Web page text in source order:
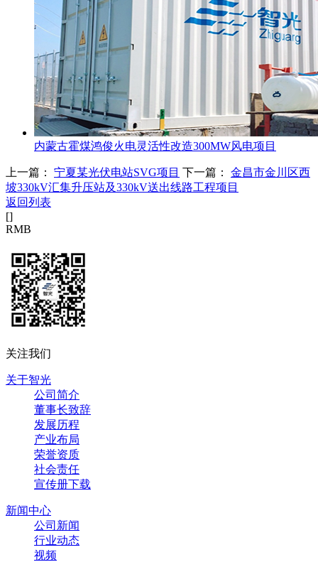
内蒙古霍煤鸿俊火电灵活性改造300MW风电项目
上一篇： 宁夏某光伏电站SVG项目 下一篇： 金昌市金川区西
坡330kV汇集升压站及330kV送出线路工程项目
返回列表
[]
RMB
关注我们
关于智光
公司简介
董事长致辞
发展历程
产业布局
荣誉资质
社会责任
宣传册下载
新闻中心
公司新闻
行业动态
视频